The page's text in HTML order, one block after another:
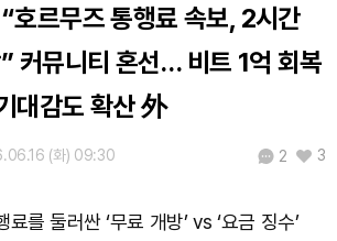
호르무즈 통행료 속보, 2시간
커뮤니티 혼선… 비트 1억 회복
대감도 확산 外
(화) 09:30 2 3
를 둘러싼 ‘무료 개방’ vs ‘요금 징수’